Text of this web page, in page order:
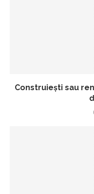
Construiești sau